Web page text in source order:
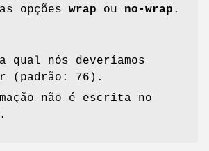
opções wrap ou no-wrap .
qual nós deveríamos
(padrão: 76).
não é escrita no